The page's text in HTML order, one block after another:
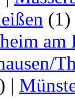
(1)
am
|